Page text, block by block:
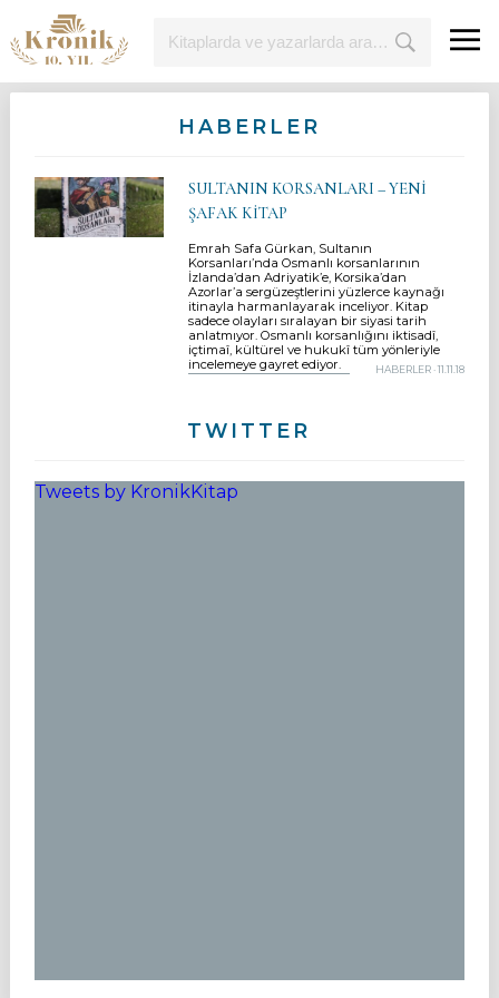
HABERLER
SULTANIN KORSANLARI – YENİ
ŞAFAK KİTAP
Emrah Safa Gürkan, Sultanın
Korsanları’nda Osmanlı korsanlarının
İzlanda’dan Adriyatik’e, Korsika’dan
Azorlar’a sergüzeştlerini yüzlerce kaynağı
itinayla harmanlayarak inceliyor. Kitap
sadece olayları sıralayan bir siyasi tarih
anlatmıyor. Osmanlı korsanlığını iktisadî,
içtimaî, kültürel ve hukukî tüm yönleriyle
incelemeye gayret ediyor.
HABERLER· 11.11.18
TWITTER
Tweets by KronikKitap